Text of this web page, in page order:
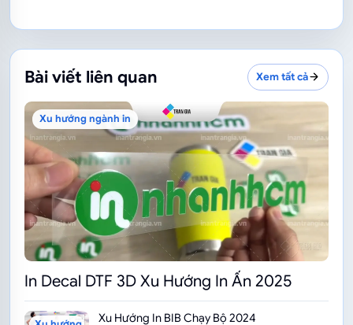
Bài viết liên quan Xem tất cả
Xu hướng ngành in
In Decal DTF 3D Xu Hướng In Ấn 2025
Xu Hướng In BIB Chạy Bộ 2024